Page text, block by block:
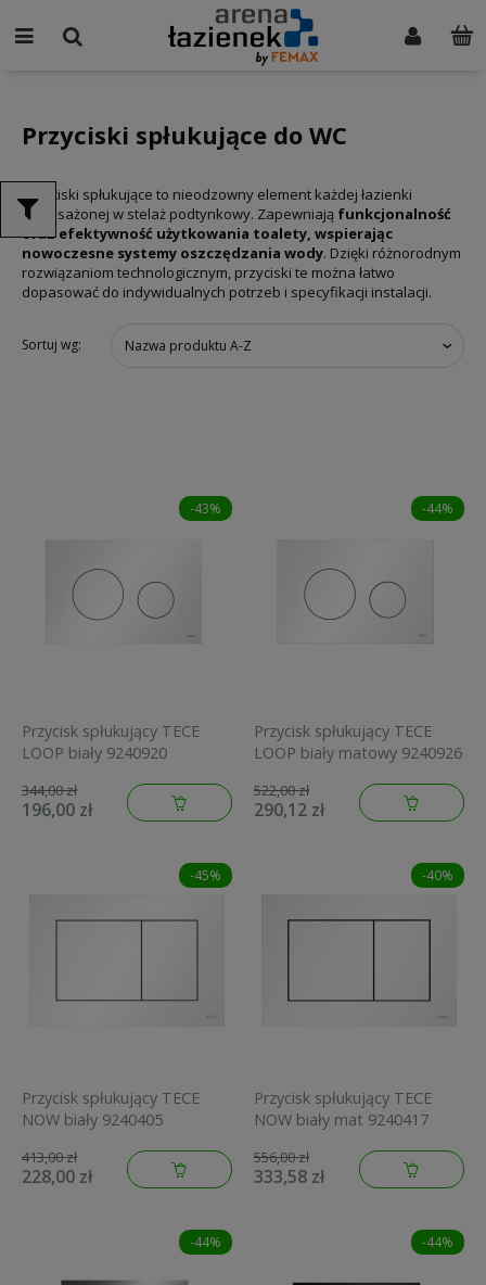
Przyciski spłukujące do WC
Przyciski spłukujące to nieodzowny element każdej łazienki
wyposażonej w stelaż podtynkowy. Zapewniają funkcjonalność
oraz efektywność użytkowania toalety, wspierając
nowoczesne systemy oszczędzania wody. Dzięki różnorodnym
rozwiązaniom technologicznym, przyciski te można łatwo
dopasować do indywidualnych potrzeb i specyfikacji instalacji.
Sortuj wg: Nazwa produktu A-Z
-43%
Przycisk spłukujący TECE
LOOP biały 9240920
344,00 zł
196,00 zł
-44%
Przycisk spłukujący TECE
LOOP biały matowy 9240926
522,00 zł
290,12 zł
-45%
Przycisk spłukujący TECE
NOW biały 9240405
413,00 zł
228,00 zł
-40%
Przycisk spłukujący TECE
NOW biały mat 9240417
556,00 zł
333,58 zł
-44% -44%